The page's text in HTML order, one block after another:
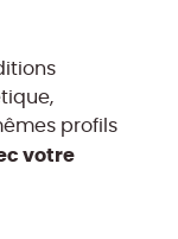
profils
votre